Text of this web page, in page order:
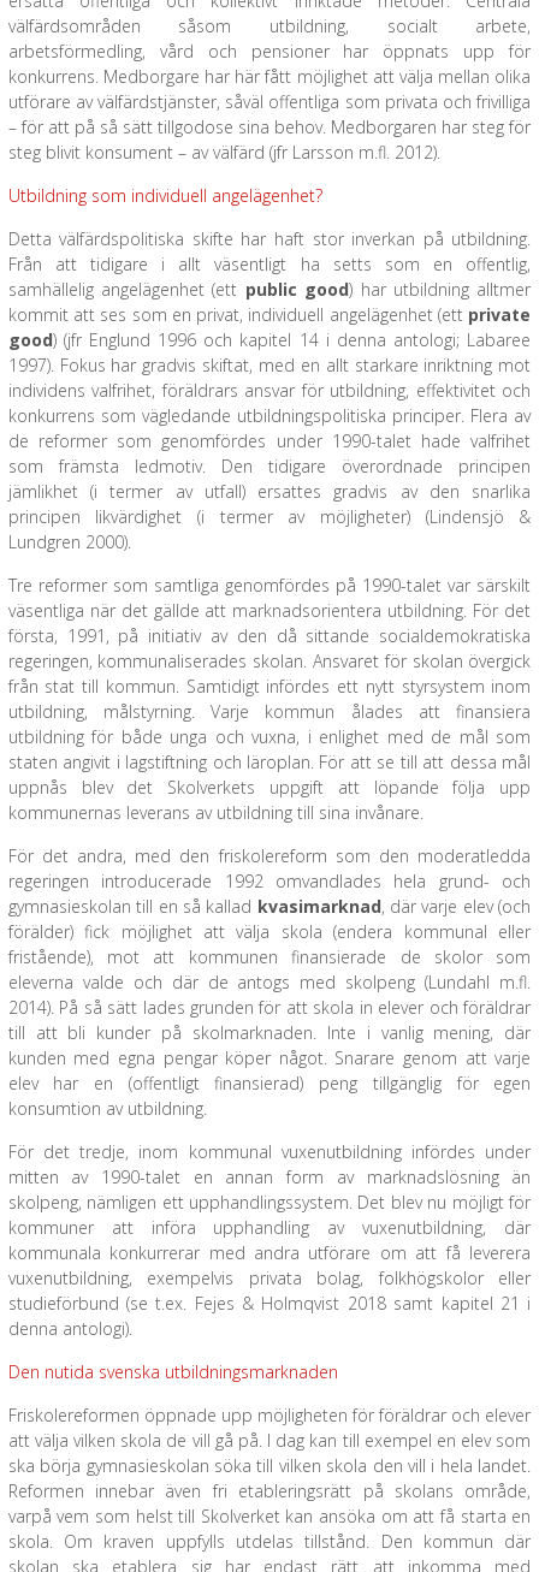
välfärdsområden såsom utbildning, socialt arbete,
arbetsförmedling, vård och pensioner har öppnats upp för
konkurrens. Medborgare har här fått möjlighet att välja mellan olika
utförare av välfärdstjänster, såväl offentliga som privata och frivilliga
– för att på så sätt tillgodose sina behov. Medborgaren har steg för
steg blivit konsument – av välfärd (jfr Larsson m.fl. 2012).
Utbildning som individuell angelägenhet?
Detta välfärdspolitiska skifte har haft stor inverkan på utbildning.
Från att tidigare i allt väsentligt ha setts som en offentlig,
samhällelig angelägenhet (ett public good) har utbildning alltmer
kommit att ses som en privat, individuell angelägenhet (ett private
good) (jfr Englund 1996 och kapitel 14 i denna antologi; Labaree
1997). Fokus har gradvis skiftat, med en allt starkare inriktning mot
individens valfrihet, föräldrars ansvar för utbildning, effektivitet och
konkurrens som vägledande utbildningspolitiska principer. Flera av
de reformer som genomfördes under 1990-talet hade valfrihet
som främsta ledmotiv. Den tidigare överordnade principen
jämlikhet (i termer av utfall) ersattes gradvis av den snarlika
principen likvärdighet (i termer av möjligheter) (Lindensjö &
Lundgren 2000).
Tre reformer som samtliga genomfördes på 1990-talet var särskilt
väsentliga när det gällde att marknadsorientera utbildning. För det
första, 1991, på initiativ av den då sittande socialdemokratiska
regeringen, kommunaliserades skolan. Ansvaret för skolan övergick
från stat till kommun. Samtidigt infördes ett nytt styrsystem inom
utbildning, målstyrning. Varje kommun ålades att finansiera
utbildning för både unga och vuxna, i enlighet med de mål som
staten angivit i lagstiftning och läroplan. För att se till att dessa mål
uppnås blev det Skolverkets uppgift att löpande följa upp
kommunernas leverans av utbildning till sina invånare.
För det andra, med den friskolereform som den moderatledda
regeringen introducerade 1992 omvandlades hela grund- och
gymnasieskolan till en så kallad kvasimarknad, där varje elev (och
förälder) fick möjlighet att välja skola (endera kommunal eller
fristående), mot att kommunen finansierade de skolor som
eleverna valde och där de antogs med skolpeng (Lundahl m.fl.
2014). På så sätt lades grunden för att skola in elever och föräldrar
till att bli kunder på skolmarknaden. Inte i vanlig mening, där
kunden med egna pengar köper något. Snarare genom att varje
elev har en (offentligt finansierad) peng tillgänglig för egen
konsumtion av utbildning.
För det tredje, inom kommunal vuxenutbildning infördes under
mitten av 1990-talet en annan form av marknadslösning än
skolpeng, nämligen ett upphandlingssystem. Det blev nu möjligt för
kommuner att införa upphandling av vuxenutbildning, där
kommunala konkurrerar med andra utförare om att få leverera
vuxenutbildning, exempelvis privata bolag, folkhögskolor eller
studieförbund (se t.ex. Fejes & Holmqvist 2018 samt kapitel 21 i
denna antologi).
Den nutida svenska utbildningsmarknaden
Friskolereformen öppnade upp möjligheten för föräldrar och elever
att välja vilken skola de vill gå på. I dag kan till exempel en elev som
ska börja gymnasieskolan söka till vilken skola den vill i hela landet.
Reformen innebar även fri etableringsrätt på skolans område,
varpå vem som helst till Skolverket kan ansöka om att få starta en
skola. Om kraven uppfylls utdelas tillstånd. Den kommun där
skolan ska etablera sig har endast rätt att inkomma med